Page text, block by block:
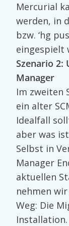
Mercurial
werden, in
bzw. ‘hg
eingespielt
Szenario 2:
Manager
Im zweiten
ein alter
Idealfall
aber was
Selbst in
Manager
aktuellen
nehmen
Weg: Die
Installation.